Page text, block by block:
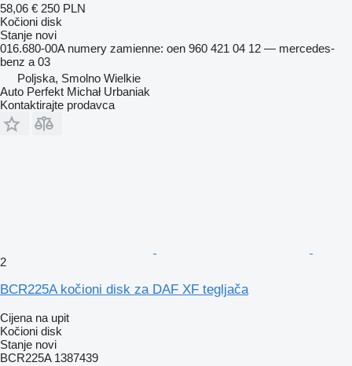
58,06 € 250 PLN
Kočioni disk
Stanje novi
016.680-00A numery zamienne: oen 960 421 04 12 — mercedes-
benz a 03
Poljska, Smolno Wielkie
Auto Perfekt Michał Urbaniak
Kontaktirajte prodavca
2
BCR225A kočioni disk za DAF XF tegljača
Cijena na upit
Kočioni disk
Stanje novi
BCR225A 1387439